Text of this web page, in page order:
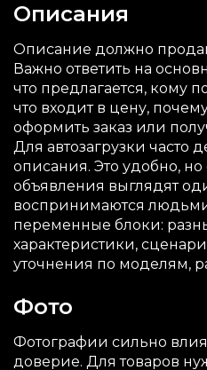
Описания
Описание должно
Важно ответить на
что предлагается, кому
что входит в цену,
оформить заказ или
Для автозагрузки часто
описания. Это удобно, но
объявления выглядят
воспринимаются
переменные блоки:
характеристики,
уточнения по моделям,
Фото
Фотографии сильно
доверие. Для товаров